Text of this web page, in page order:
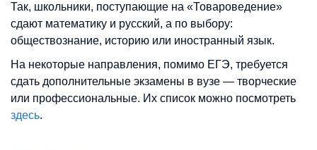
Так, школьники, поступающие на «Товароведение»
сдают математику и русский, а по выбору:
обществознание, историю или иностранный язык.
На некоторые направления, помимо ЕГЭ, требуется
сдать дополнительные экзамены в вузе — творческие
или профессиональные. Их список можно посмотреть
здесь.